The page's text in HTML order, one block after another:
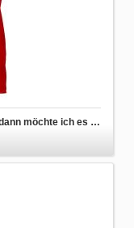
Herren T-Shirt Wenn jeder es haben kann, dann möchte ich es nicht.